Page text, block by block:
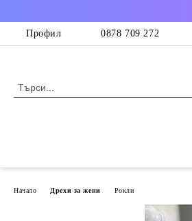
Профил 0878 709 272
Начало Дрехи за жени Рокли